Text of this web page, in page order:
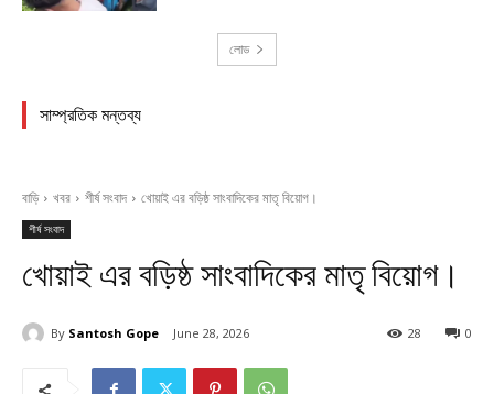
লোড
সাম্প্রতিক মন্তব্য